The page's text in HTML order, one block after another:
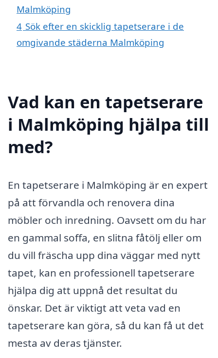
Malmköping
4 Sök efter en skicklig tapetserare i de
omgivande städerna Malmköping
Vad kan en tapetserare
i Malmköping hjälpa till
med?
En tapetserare i Malmköping är en expert
på att förvandla och renovera dina
möbler och inredning. Oavsett om du har
en gammal soffa, en slitna fåtölj eller om
du vill fräscha upp dina väggar med nytt
tapet, kan en professionell tapetserare
hjälpa dig att uppnå det resultat du
önskar. Det är viktigt att veta vad en
tapetserare kan göra, så du kan få ut det
mesta av deras tjänster.